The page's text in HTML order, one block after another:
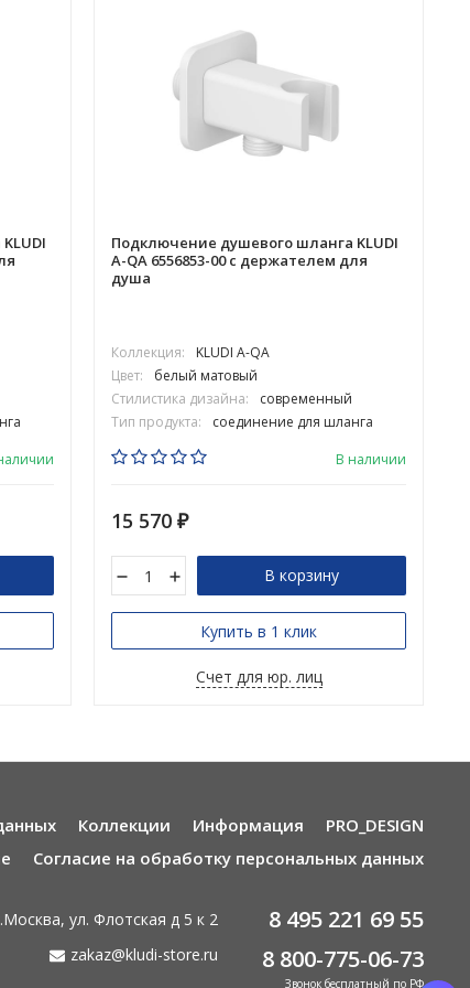
Подключение душевого шланга KLUDI
A-QA 6556853-00 с держателем для
душа
Коллекция:
KLUDI A-QA
Цвет:
белый матовый
Стилистика дизайна:
современный
Тип продукта:
соединение для шланга
В наличии
15 570 ₽
В корзину
Купить в 1 клик
Счет для юр. лиц
Коллекции Информация
PRO_DESIGN
Согласие на обработку персональных данных
ул. Флотская д 5 к 2
zakaz@kludi-store.ru
8 495 221 69 55
8 800-775-06-73
Звонок бесплатный по РФ